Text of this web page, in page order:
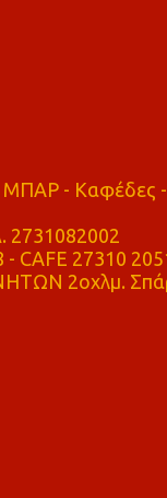
ΜΠΑΡ - Καφέδες -
27310
2οχλμ.